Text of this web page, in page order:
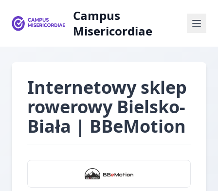
Campus
Misericordiae
Internetowy sklep
rowerowy Bielsko-
Biała | BBeMotion